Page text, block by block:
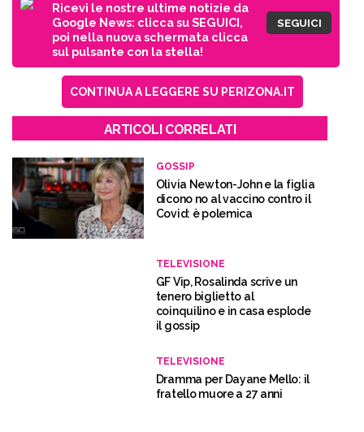
Ricevi le nostre ultime notizie da
Google News: clicca su SEGUICI,
poi nella nuova schermata clicca
sul pulsante con la stella!
SEGUICI
CONTINUA A LEGGERE SU PERIZONA.IT
ARTICOLI CORRELATI
GOSSIP
Olivia Newton-John e la figlia
dicono no al vaccino contro il
Covid: è polemica
TELEVISIONE
GF Vip, Rosalinda scrive un
tenero biglietto al
coinquilino e in casa esplode
il gossip
TELEVISIONE
Dramma per Dayane Mello: il
fratello muore a 27 anni